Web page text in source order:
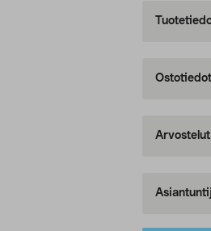
Arvostelut